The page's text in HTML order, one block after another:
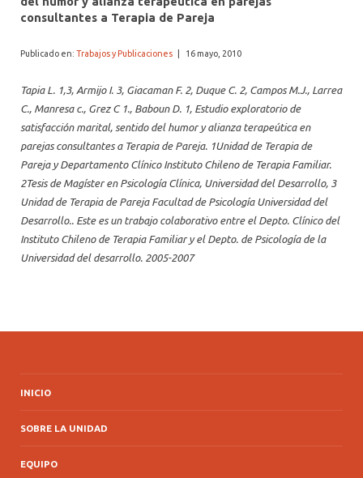
consultantes a Terapia de Pareja
Publicado en: Trabajos y Publicaciones 16 mayo, 2010
Tapia L. 1,3, Armijo I. 3, Giacaman F. 2, Duque C. 2, Campos M.J., Larrea
C., Manresa c., Grez C 1., Baboun D. 1, Estudio exploratorio de
satisfacción marital, sentido del humor y alianza terapeútica en
parejas consultantes a Terapia de Pareja. 1Unidad de Terapia de
Pareja y Departamento Clínico Instituto Chileno de Terapia Familiar.
2Tesis de Magíster en Psicología Clínica, Universidad del Desarrollo, 3
Unidad de Terapia de Pareja Facultad de Psicología Universidad del
Desarrollo.. Este es un trabajo colaborativo entre el Depto. Clínico del
Instituto Chileno de Terapia Familiar y el Depto. de Psicología de la
Universidad del desarrollo. 2005-2007
INICIO
SOBRE LA UNIDAD
EQUIPO